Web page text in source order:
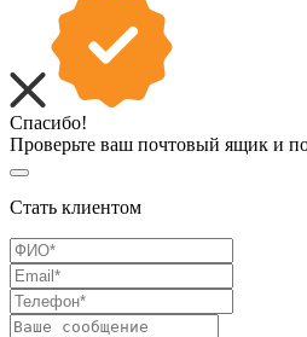
Спасибо!
Проверьте ваш почтовый ящик и
Стать клиентом